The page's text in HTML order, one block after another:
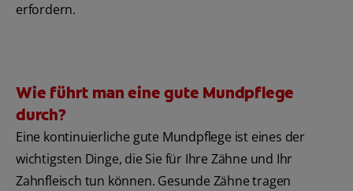
erfordern.
Wie führt man eine gute Mundpflege
durch?
Eine kontinuierliche gute Mundpflege ist eines der
wichtigsten Dinge, die Sie für Ihre Zähne und Ihr
Zahnfleisch tun können. Gesunde Zähne tragen